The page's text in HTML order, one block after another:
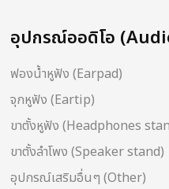
อุปกรณ์ออดิโอ
ฟองน้ำหูฟัง (Earpad)
จุกหูฟัง (Eartip)
ขาตั้งหูฟัง (Headphones
ขาตั้งลำโพง (Speaker stand)
อุปกรณ์เสริมอื่นๆ (Other)